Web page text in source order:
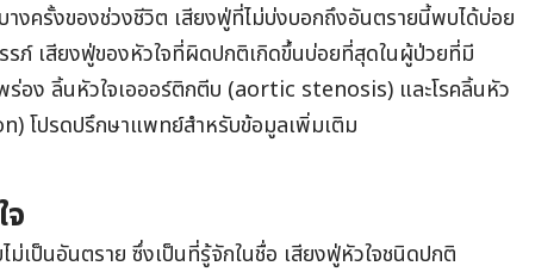
งครั้งของช่วงชีวิต เสียงฟู่ที่ไม่บ่งบอกถึงอันตรายนี้พบได้บ่อย
รภ์ เสียงฟู่ของหัวใจที่ผิดปกติเกิดขึ้นบ่อยที่สุดในผู้ป่วยที่มี
ร่อง ลิ้นหัวใจเอออร์ติกตีบ (aortic stenosis) และโรคลิ้นหัว
โปรดปรึกษาแพทย์สำหรับข้อมูลเพิ่มเติม
เป็นอันตราย ซึ่งเป็นที่รู้จักในชื่อ เสียงฟู่หัวใจชนิดปกติ